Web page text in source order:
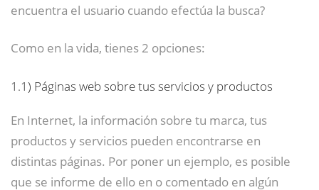
encuentra el usuario cuando efectúa la busca?
Como en la vida, tienes 2 opciones:
1.1) Páginas web sobre tus servicios y productos
En Internet, la información sobre tu marca, tus
productos y servicios pueden encontrarse en
distintas páginas. Por poner un ejemplo, es posible
que se informe de ello en o comentado en algún